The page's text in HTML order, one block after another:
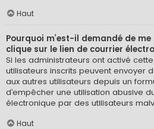
Haut
Pourquoi m’est-il demandé de
clique sur le lien de courrier
Si les administrateurs ont activé
utilisateurs inscrits peuvent envoyer
aux autres utilisateurs depuis un
d’empêcher une utilisation abusive
électronique par des utilisateurs
Haut